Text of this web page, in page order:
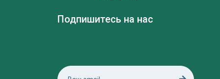
Подпишитесь на нас